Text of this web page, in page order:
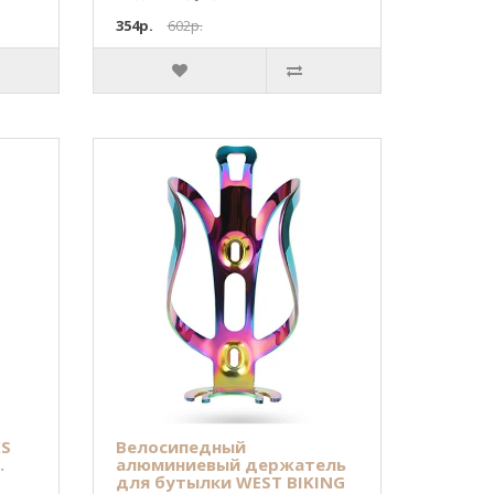
354р.
602р.
Велосипедный
алюминиевый держатель
для бутылки WEST BIKING